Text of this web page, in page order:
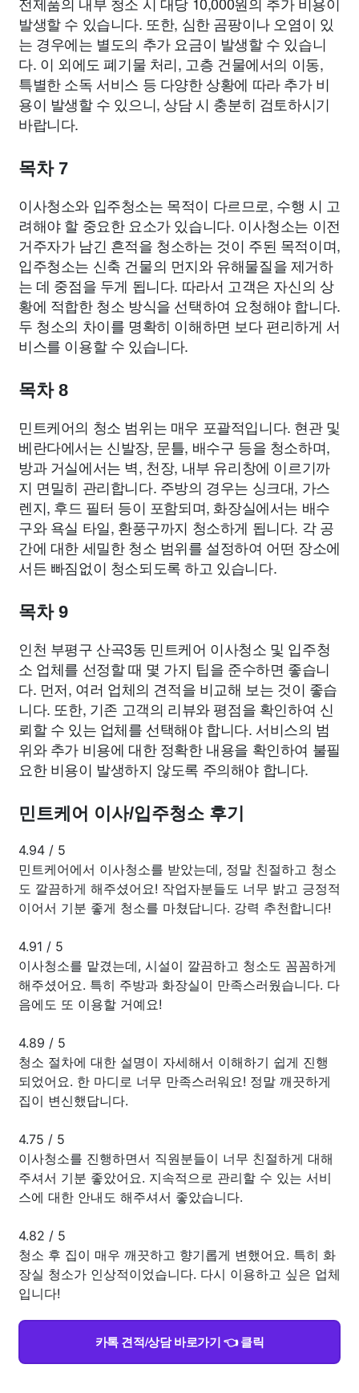
발생할 수 있습니다. 또한, 심한 곰팡이나 오염이 있
는 경우에는 별도의 추가 요금이 발생할 수 있습니
다. 이 외에도 폐기물 처리, 고층 건물에서의 이동,
특별한 소독 서비스 등 다양한 상황에 따라 추가 비
용이 발생할 수 있으니, 상담 시 충분히 검토하시기
바랍니다.
목차 7
이사청소와 입주청소는 목적이 다르므로, 수행 시 고
려해야 할 중요한 요소가 있습니다. 이사청소는 이전
거주자가 남긴 흔적을 청소하는 것이 주된 목적이며,
입주청소는 신축 건물의 먼지와 유해물질을 제거하
는 데 중점을 두게 됩니다. 따라서 고객은 자신의 상
황에 적합한 청소 방식을 선택하여 요청해야 합니다.
두 청소의 차이를 명확히 이해하면 보다 편리하게 서
비스를 이용할 수 있습니다.
목차 8
민트케어의 청소 범위는 매우 포괄적입니다. 현관 및
베란다에서는 신발장, 문틀, 배수구 등을 청소하며,
방과 거실에서는 벽, 천장, 내부 유리창에 이르기까
지 면밀히 관리합니다. 주방의 경우는 싱크대, 가스
렌지, 후드 필터 등이 포함되며, 화장실에서는 배수
구와 욕실 타일, 환풍구까지 청소하게 됩니다. 각 공
간에 대한 세밀한 청소 범위를 설정하여 어떤 장소에
서든 빠짐없이 청소되도록 하고 있습니다.
목차 9
인천 부평구 산곡3동 민트케어 이사청소 및 입주청
소 업체를 선정할 때 몇 가지 팁을 준수하면 좋습니
다. 먼저, 여러 업체의 견적을 비교해 보는 것이 좋습
니다. 또한, 기존 고객의 리뷰와 평점을 확인하여 신
뢰할 수 있는 업체를 선택해야 합니다. 서비스의 범
위와 추가 비용에 대한 정확한 내용을 확인하여 불필
요한 비용이 발생하지 않도록 주의해야 합니다.
민트케어 이사/입주청소 후기
4.94 / 5
민트케어에서 이사청소를 받았는데, 정말 친절하고 청소
도 깔끔하게 해주셨어요! 작업자분들도 너무 밝고 긍정적
이어서 기분 좋게 청소를 마쳤답니다. 강력 추천합니다!
4.91 / 5
이사청소를 맡겼는데, 시설이 깔끔하고 청소도 꼼꼼하게
해주셨어요. 특히 주방과 화장실이 만족스러웠습니다. 다
음에도 또 이용할 거예요!
4.89 / 5
청소 절차에 대한 설명이 자세해서 이해하기 쉽게 진행
되었어요. 한 마디로 너무 만족스러워요! 정말 깨끗하게
집이 변신했답니다.
4.75 / 5
이사청소를 진행하면서 직원분들이 너무 친절하게 대해
주셔서 기분 좋았어요. 지속적으로 관리할 수 있는 서비
스에 대한 안내도 해주셔서 좋았습니다.
4.82 / 5
청소 후 집이 매우 깨끗하고 향기롭게 변했어요. 특히 화
장실 청소가 인상적이었습니다. 다시 이용하고 싶은 업체
입니다!
카톡 견적/상담 바로가기 👈 클릭